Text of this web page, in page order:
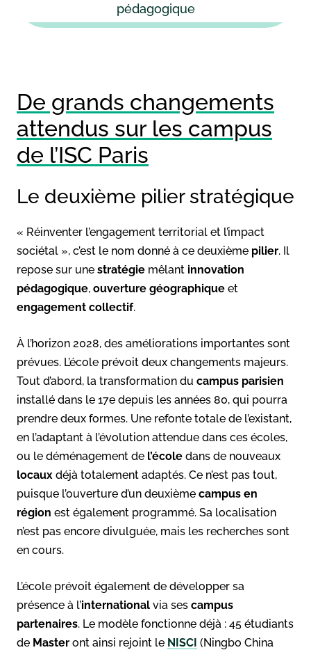
pédagogique
De grands changements
attendus sur les campus
de l’ISC Paris
Le deuxième pilier stratégique
« Réinventer l’engagement territorial et l’impact
sociétal », c’est le nom donné à ce deuxième pilier. Il
repose sur une stratégie mêlant innovation
pédagogique, ouverture géographique et
engagement collectif.
À l’horizon 2028, des améliorations importantes sont
prévues. L’école prévoit deux changements majeurs.
Tout d’abord, la transformation du campus parisien
installé dans le 17e depuis les années 80, qui pourra
prendre deux formes. Une refonte totale de l’existant,
en l’adaptant à l’évolution attendue dans ces écoles,
ou le déménagement de l’école dans de nouveaux
locaux déjà totalement adaptés. Ce n’est pas tout,
puisque l’ouverture d’un deuxième campus en
région est également programmé. Sa localisation
n’est pas encore divulguée, mais les recherches sont
en cours.
L’école prévoit également de développer sa
présence à l’international via ses campus
partenaires. Le modèle fonctionne déjà : 45 étudiants
de Master ont ainsi rejoint le NISCI (Ningbo China